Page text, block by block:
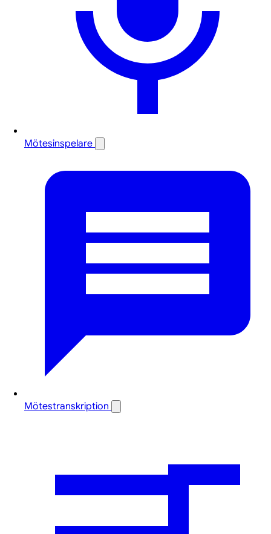
Mötesinspelare
Mötestranskription